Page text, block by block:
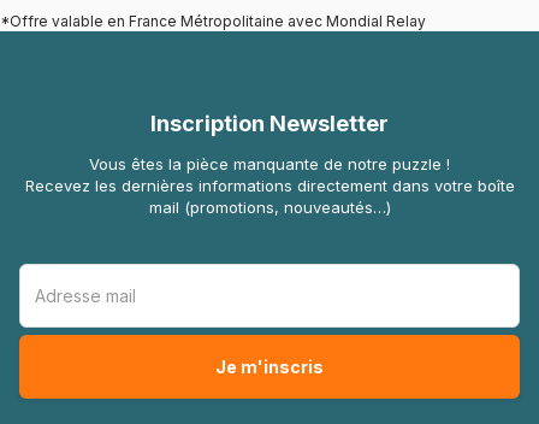
*Offre valable en France Métropolitaine avec Mondial Relay
Inscription Newsletter
Vous êtes la pièce manquante de notre puzzle !
Recevez les dernières informations directement dans votre boîte
mail (promotions, nouveautés…)